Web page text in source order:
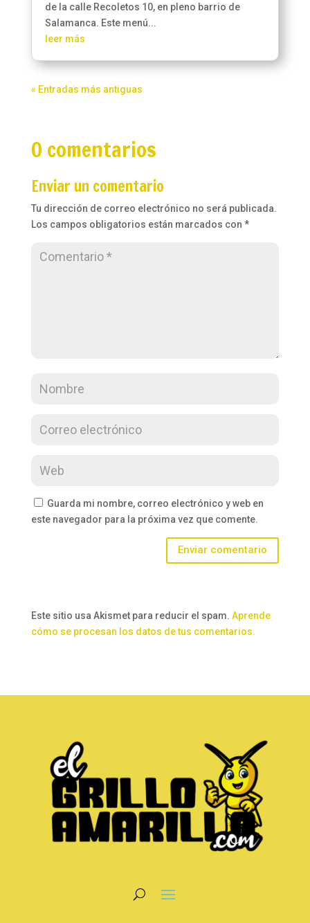
de la calle Recoletos 10, en pleno barrio de
Salamanca. Este menú...
leer más
« Entradas más antiguas
0 comentarios
Enviar un comentario
Tu dirección de correo electrónico no será publicada.
Los campos obligatorios están marcados con *
Guarda mi nombre, correo electrónico y web en
este navegador para la próxima vez que comente.
Enviar comentario
Este sitio usa Akismet para reducir el spam. Aprende
cómo se procesan los datos de tus comentarios.